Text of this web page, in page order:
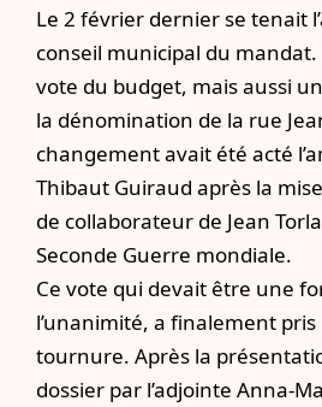
Le 2 février dernier se tenait
conseil municipal du mandat.
vote du budget, mais aussi
la dénomination de la rue
changementavait été acté
Thibaut Guiraud après la
de collaborateur de Jean
Seconde Guerre mondiale.
Ce vote qui devait être une
l’unanimité, a finalement
tournure. Après la
dossier par l’adjointe Anna-